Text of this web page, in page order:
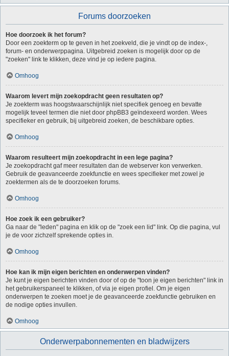
Forums doorzoeken
Hoe doorzoek ik het forum?
Door een zoekterm op te geven in het zoekveld, die je vindt op de index-,
forum- en onderwerppagina. Uitgebreid zoeken is mogelijk door op de
"zoeken" link te klikken, deze vind je op iedere pagina.
Omhoog
Waarom levert mijn zoekopdracht geen resultaten op?
Je zoekterm was hoogstwaarschijnlijk niet specifiek genoeg en bevatte
mogelijk teveel termen die niet door phpBB3 geïndexeerd worden. Wees
specifieker en gebruik, bij uitgebreid zoeken, de beschikbare opties.
Omhoog
Waarom resulteert mijn zoekopdracht in een lege pagina?
Je zoekopdracht gaf meer resultaten dan de webserver kon verwerken.
Gebruik de geavanceerde zoekfunctie en wees specifieker met zowel je
zoektermen als de te doorzoeken forums.
Omhoog
Hoe zoek ik een gebruiker?
Ga naar de "leden" pagina en klik op de "zoek een lid" link. Op die pagina, vul
je de voor zichzelf sprekende opties in.
Omhoog
Hoe kan ik mijn eigen berichten en onderwerpen vinden?
Je kunt je eigen berichten vinden door of op de "toon je eigen berichten" link in
het gebruikerspaneel te klikken, of via je eigen profiel. Om je eigen
onderwerpen te zoeken moet je de geavanceerde zoekfunctie gebruiken en
de nodige opties invullen.
Omhoog
Onderwerpabonnementen en bladwijzers